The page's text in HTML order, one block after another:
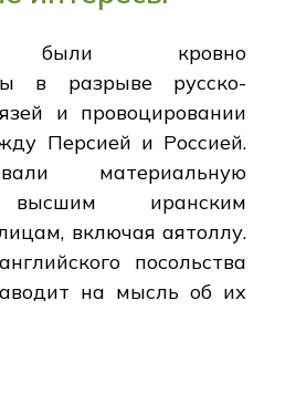
были кровно
в разрыве русско-
и провоцировании
Персией и Россией.
материальную
иранским
включая аятоллу.
посольства
на мысль об их